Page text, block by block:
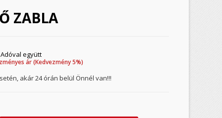
ZABLA
Adóval együtt
ár (Kedvezmény 5%)
akár 24 órán belül Önnél van!!!